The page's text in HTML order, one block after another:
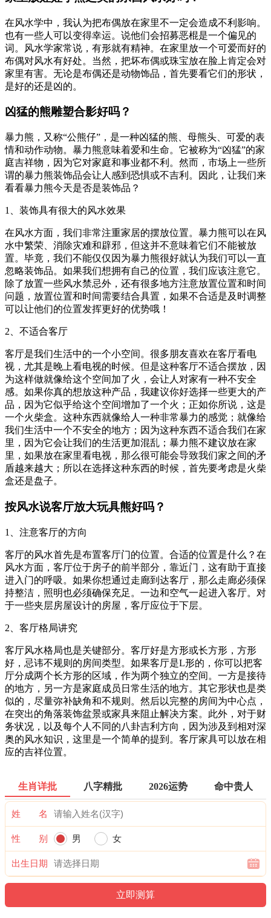
在风水学中，我认为把布偶放在家里不一定会造成不利影响。
也有一些人可以变得幸运。说他们会招募恶棍是一个偏见的
词。风水学家常说，有形就有精神。在家里放一个可爱而好的
布偶对风水有好处。当然，把坏布偶或珠宝放在脸上肯定会对
家里有害。无论是布偶还是动物饰品，首先要看它们的形状，
是好的还是凶的。
凶猛的熊雕塑合影好吗？
暴力熊，又称“公熊仔”，是一种凶猛的熊、母熊头、可爱的表
情和动作动物。暴力熊意味着爱和生命。它被称为“凶猛”的家
庭吉祥物，因为它对家庭和事业都不利。然而，市场上一些所
谓的暴力熊装饰品会让人感到恐惧或不吉利。因此，让我们来
看看暴力熊今天是否是装饰品？
1、装饰具有很大的风水效果
在风水方面，我们非常注重家居的摆放位置。暴力熊可以在风
水中繁荣、消除灾难和辟邪，但这并不意味着它们不能被放
置。毕竟，我们不能仅仅因为暴力熊很好就认为我们可以一直
忽略装饰品。如果我们想拥有自己的位置，我们应该注意它。
除了放置一些风水禁忌外，还有很多地方注意放置位置和时间
问题，放置位置和时间需要结合具置，如果不合适是及时调整
可以让他们的位置发挥更好的优势哦！
2、不适合客厅
客厅是我们生活中的一个小空间。很多朋友喜欢在客厅看电
视，尤其是晚上看电视的时候。但是这种客厅不适合摆放，因
为这样做就像给这个空间加了火，会让人对家有一种不安全
感。如果你真的想放这种产品，我建议你好选择一些更大的产
品，因为它似乎给这个空间增加了一个火；正如你所说，这是
一个火柴盒。这种东西就像给人一种非常暴力的感觉；就像给
我们生活中一个不安全的地方；因为这种东西不适合我们在家
里，因为它会让我们的生活更加混乱；暴力熊不建议放在家
里，如果放在家里看电视，那么很可能会导致我们家之间的矛
盾越来越大；所以在选择这种东西的时候，首先要考虑是火柴
盒还是盘子。
按风水说客厅放大玩具熊好吗？
1、注意客厅的方向
客厅的风水首先是布置客厅门的位置。合适的位置是什么？在
风水方面，客厅位于房子的前半部分，靠近门，这有助于直接
进入门的呼吸。如果你想通过走廊到达客厅，那么走廊必须保
持整洁，照明也必须确保充足。一边和空气一起进入客厅。对
于一些夹层房屋设计的房屋，客厅应位于下层。
2、客厅格局讲究
客厅风水格局也是关键部分。客厅好是方形或长方形，方形
好，忌讳不规则的房间类型。如果客厅是L形的，你可以把客
厅分成两个长方形的区域，作为两个独立的空间。一方是接待
的地方，另一方是家庭成员日常生活的地方。其它形状也是类
似的，尽量弥补缺角和不规则。然后以完整的房间为中心点，
在突出的角落装饰盆景或家具来阻止解决方案。此外，对于财
务状况，以及每个人不同的八卦吉利方向，因为涉及到相对深
奥的风水知识，这里是一个简单的提到。客厅家具可以放在相
应的吉祥位置。
生肖详批 八字精批 2026运势 命中贵人
姓 名
性 别 男 女
出生日期